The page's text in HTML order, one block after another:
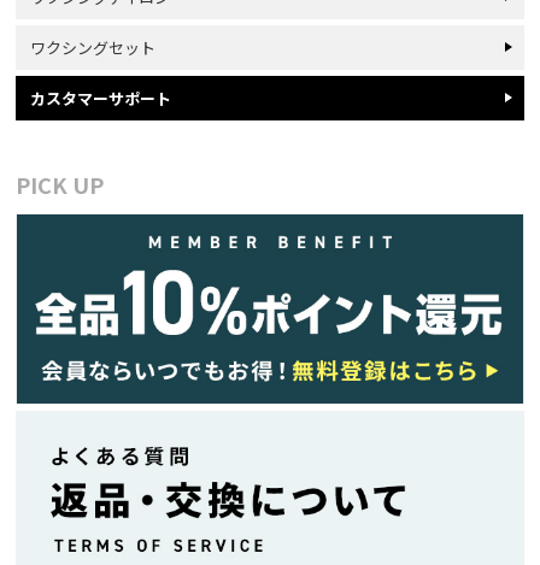
ワクシングセット
カスタマーサポート
PICK UP